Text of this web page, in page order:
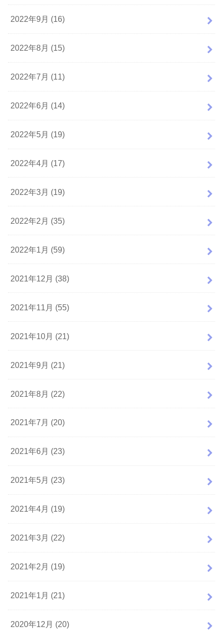
2022年9月 (16)
2022年8月 (15)
2022年7月 (11)
2022年6月 (14)
2022年5月 (19)
2022年4月 (17)
2022年3月 (19)
2022年2月 (35)
2022年1月 (59)
2021年12月 (38)
2021年11月 (55)
2021年10月 (21)
2021年9月 (21)
2021年8月 (22)
2021年7月 (20)
2021年6月 (23)
2021年5月 (23)
2021年4月 (19)
2021年3月 (22)
2021年2月 (19)
2021年1月 (21)
2020年12月 (20)